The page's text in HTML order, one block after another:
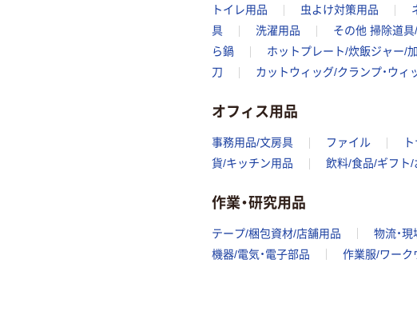
トイレ用品
虫よけ対策用品
具
洗濯用品 その他 掃除道
ら鍋
ホットプレート/炊飯ジャー/
刀
カットウィッグ/クランプ・ウィ
オフィス用品
事務用品/文房具 ファイル
貨/キッチン用品
飲料/食品/ギフト/
作業・研究用品
テープ/梱包資材/店舗用品 物流・
機器/電気・電子部品
作業服/ワーク